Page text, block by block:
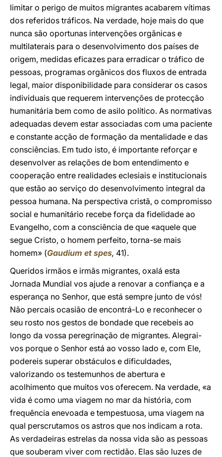
limitar o perigo de muitos migrantes acabarem vítimas
dos referidos tráficos. Na verdade, hoje mais do que
nunca são oportunas intervenções orgânicas e
multilaterais para o desenvolvimento dos países de
origem, medidas eficazes para erradicar o tráfico de
pessoas, programas orgânicos dos fluxos de entrada
legal, maior disponibilidade para considerar os casos
individuais que requerem intervenções de protecção
humanitária bem como de asilo político. As normativas
adequadas devem estar associadas com uma paciente
e constante acção de formação da mentalidade e das
consciências. Em tudo isto, é importante reforçar e
desenvolver as relações de bom entendimento e
cooperação entre realidades eclesiais e institucionais
que estão ao serviço do desenvolvimento integral da
pessoa humana. Na perspectiva cristã, o compromisso
social e humanitário recebe força da fidelidade ao
Evangelho, com a consciência de que «aquele que
segue Cristo, o homem perfeito, torna-se mais
homem» (Gaudium et spes, 41).
Queridos irmãos e irmãs migrantes, oxalá esta
Jornada Mundial vos ajude a renovar a confiança e a
esperança no Senhor, que está sempre junto de vós!
Não percais ocasião de encontrá-Lo e reconhecer o
seu rosto nos gestos de bondade que recebeis ao
longo da vossa peregrinação de migrantes. Alegrai-
vos porque o Senhor está ao vosso lado e, com Ele,
podereis superar obstáculos e dificuldades,
valorizando os testemunhos de abertura e
acolhimento que muitos vos oferecem. Na verdade, «a
vida é como uma viagem no mar da história, com
frequência enevoada e tempestuosa, uma viagem na
qual perscrutamos os astros que nos indicam a rota.
As verdadeiras estrelas da nossa vida são as pessoas
que souberam viver com rectidão. Elas são luzes de